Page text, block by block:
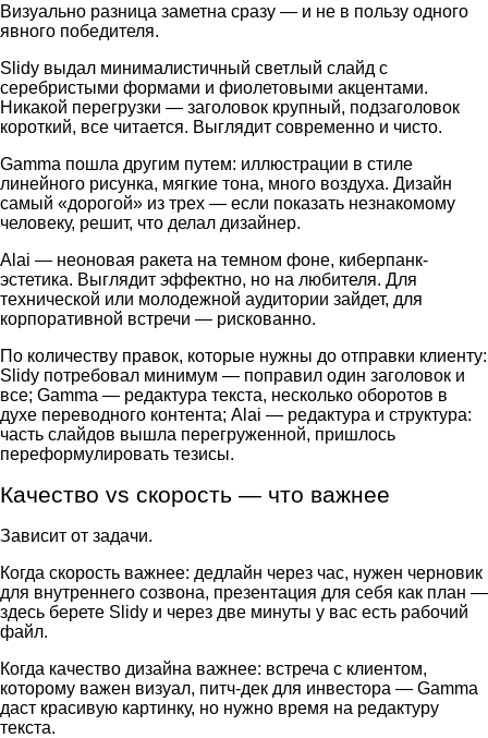
Визуально разница заметна сразу — и не в пользу одного
явного победителя.
Slidy выдал минималистичный светлый слайд с
серебристыми формами и фиолетовыми акцентами.
Никакой перегрузки — заголовок крупный, подзаголовок
короткий, все читается. Выглядит современно и чисто.
Gamma пошла другим путем: иллюстрации в стиле
линейного рисунка, мягкие тона, много воздуха. Дизайн
самый «дорогой» из трех — если показать незнакомому
человеку, решит, что делал дизайнер.
Alai — неоновая ракета на темном фоне, киберпанк-
эстетика. Выглядит эффектно, но на любителя. Для
технической или молодежной аудитории зайдет, для
корпоративной встречи — рискованно.
По количеству правок, которые нужны до отправки клиенту:
Slidy потребовал минимум — поправил один заголовок и
все; Gamma — редактура текста, несколько оборотов в
духе переводного контента; Alai — редактура и структура:
часть слайдов вышла перегруженной, пришлось
переформулировать тезисы.
Качество vs скорость — что важнее
Зависит от задачи.
Когда скорость важнее: дедлайн через час, нужен черновик
для внутреннего созвона, презентация для себя как план —
здесь берете Slidy и через две минуты у вас есть рабочий
файл.
Когда качество дизайна важнее: встреча с клиентом,
которому важен визуал, питч-дек для инвестора — Gamma
даст красивую картинку, но нужно время на редактуру
текста.